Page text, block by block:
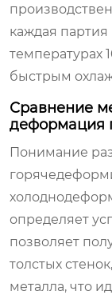
каждая
температурах
быстрым
Сравнение
деформация
Понимание
определяет
позволяет
толстых
металла, что